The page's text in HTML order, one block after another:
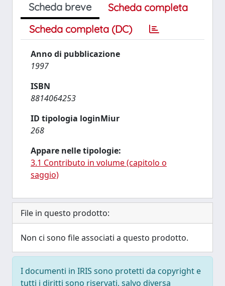
Scheda breve
Scheda completa
Scheda completa (DC)
Anno di pubblicazione
1997
ISBN
8814064253
ID tipologia loginMiur
268
Appare nelle tipologie:
3.1 Contributo in volume (capitolo o
saggio)
File in questo prodotto:
Non ci sono file associati a questo prodotto.
I documenti in IRIS sono protetti da copyright e
tutti i diritti sono riservati, salvo diversa